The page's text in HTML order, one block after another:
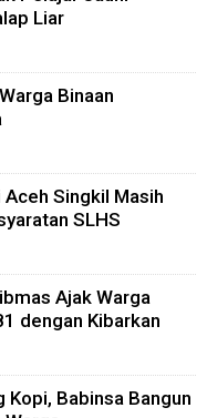
Liar
Binaan
Singkil Masih
SLHS
Ajak Warga
dengan Kibarkan
Babinsa Bangun